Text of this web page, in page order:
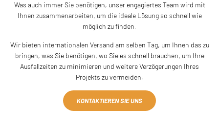
Was auch immer Sie benötigen, unser engagiertes Team wird mit
Ihnen zusammenarbeiten, um die ideale Lösung so schnell wie
möglich zu finden.
Wir bieten internationalen Versand am selben Tag, um Ihnen das zu
bringen, was Sie benötigen, wo Sie es schnell brauchen, um Ihre
Ausfallzeiten zu minimieren und weitere Verzögerungen Ihres
Projekts zu vermeiden.
KONTAKTIEREN SIE UNS